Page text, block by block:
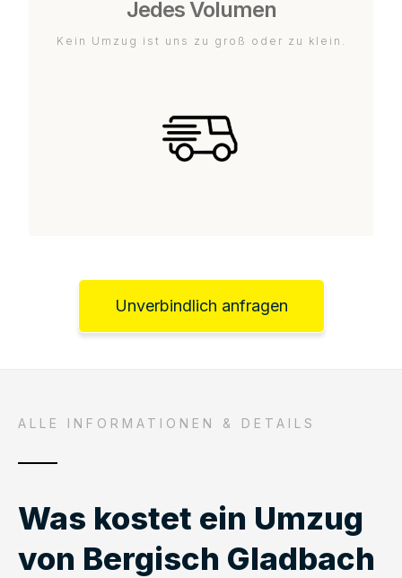
Jedes Volumen
Kein Umzug ist uns zu groß oder zu klein.
Unverbindlich anfragen
ALLE INFORMATIONEN & DETAILS
Was kostet ein Umzug
von Bergisch Gladbach